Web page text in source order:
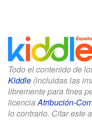
Todo el contenido de
Kiddle (incluidas las
libremente para fines
licenciaAtribución-
lo contrario. Citar este